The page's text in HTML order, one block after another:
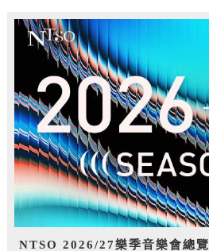
NTSO 2026/27樂季音樂會總覽